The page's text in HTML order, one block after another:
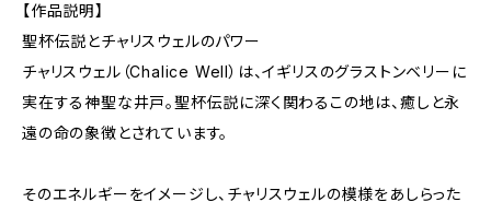
【作品説明】
聖杯伝説とチャリスウェルのパワー
チャリスウェル（Chalice Well）は、イギリスのグラストンベリーに
実在する神聖な井戸。聖杯伝説に深く関わるこの地は、癒しと永
遠の命の象徴とされています。
そのエネルギーをイメージし、チャリスウェルの模様をあしらった